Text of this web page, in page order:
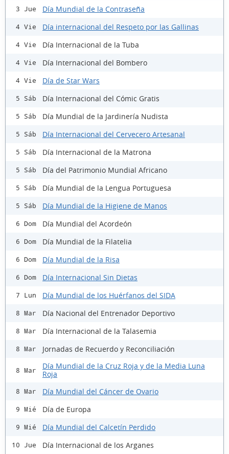
3 Jue Día Mundial de la Contraseña
4 Vie Día internacional del Respeto por las Gallinas
4 Vie Día Internacional de la Tuba
4 Vie Día Internacional del Bombero
4 Vie Día de Star Wars
5 Sáb Día Internacional del Cómic Gratis
5 Sáb Día Mundial de la Jardinería Nudista
5 Sáb Día Internacional del Cervecero Artesanal
5 Sáb Día Internacional de la Matrona
5 Sáb Día del Patrimonio Mundial Africano
5 Sáb Día Mundial de la Lengua Portuguesa
5 Sáb Día Mundial de la Higiene de Manos
6 Dom Día Mundial del Acordeón
6 Dom Día Mundial de la Filatelia
6 Dom Día Mundial de la Risa
6 Dom Día Internacional Sin Dietas
7 Lun Día Mundial de los Huérfanos del SIDA
8 Mar Día Nacional del Entrenador Deportivo
8 Mar Día Internacional de la Talasemia
8 Mar Jornadas de Recuerdo y Reconciliación
8 Mar
Día Mundial de la Cruz Roja y de la Media Luna
Roja
8 Mar Día Mundial del Cáncer de Ovario
9 Mié Día de Europa
9 Mié Día Mundial del Calcetín Perdido
10 Jue Día Internacional de los Arganes